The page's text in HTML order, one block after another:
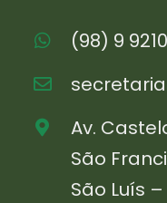
(98) 9
Av.
São
São Luís